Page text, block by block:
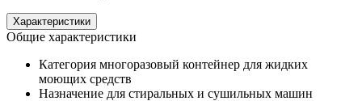
Характеристики
Общие характеристики
Категория многоразовый контейнер для жидких
моющих средств
Назначение для стиральных и сушильных машин